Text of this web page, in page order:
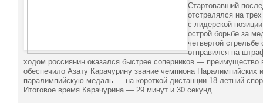
Стартовавший
отстрелялся на
с лидерской
острой борьбе за
четвертой
отправился на
ходом россиянин оказался быстрее соперников —
обеспечило Азату Карачурину звание чемпиона Паралимпийских
паралимпийскую медаль — на короткой дистанции 18-летний
Итоговое время Карачурина — 29 минут и 30 секунд.